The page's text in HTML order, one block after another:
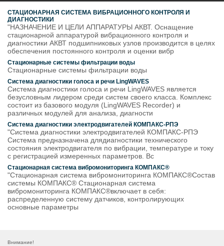
СТАЦИОНАРНАЯ СИСТЕМА ВИБРАЦИОННОГО КОНТРОЛЯ И
ДИАГНОСТИКИ
"НАЗНАЧЕНИЕ И ЦЕЛИ АППАРАТУРЫ АКВТ. Оснащение
стационарной аппаратурой вибрационного контроля и
диагностики АКВТ подшипниковых узлов производится в целях
обеспечения постоянного контроля и оценки вибр
Стационарные системы фильтрации воды
Стационарные системы фильтрации воды
Система диагностики голоса и речи LingWAVES
Система диагностики голоса и речи LingWAVES является
безусловным лидером среди систем своего класса. Комплекс
состоит из базового модуля (LingWAVES Recorder) и
различных модулей для анализа, диагности
Система диагностики электродвигателей КОМПАКС-РПЭ
"Система диагностики электродвигателей КОМПАКС-РПЭ
Система предназначена длядиагностики технического
состояния электродвигателя по вибрации, температуре и току
с регистрацией измеренных параметров. Вс
Стационарная система вибромониторинга КОМПАКС®
"Стационарная система вибромониторинга КОМПАКС®Состав
системы КОМПАКС® Стационарная система
вибромониторинга КОМПАКС®включает в себя:
распределенную систему датчиков, контролирующих
основные параметры
Внимание!